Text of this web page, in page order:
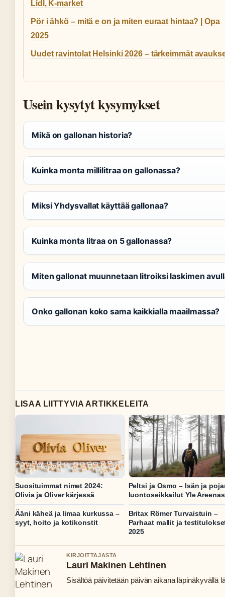
Lidl, K-market
Pör i ähkö – mitä e on ja miten euraat hintaa? | Opa
2025
Uudet ravintolat Helsinki 2026 – tärkeimmät
Usein kysytyt kysymykset
Mikä on gallonan historia?
Kuinka monta millilitraa on gallonassa?
Miksi Yhdysvallat käyttää gallonaa?
Kuinka monta litraa on 5 gallonassa?
Miten gallonat muunnetaan litroiksi laskimen
Onko gallonan koko sama kaikkialla maailmassa?
LISAA LIITTYVIA ARTIKKELEITA
Suosituimmat nimet 2024:
Olivia ja Oliver kärjessä
Peltsi ja Osmo – Isän ja
luontoseikkailut Yle
Ääni käheä ja limaa kurkussa –
syyt, hoito ja kotikonstit
Britax Römer Turvaistuin –
Parhaat mallit ja
2025
KIRJOITTAJASTA
Lauri Makinen Lehtinen
Sisältöä päivitetään päivän aikana läpinäkyvällä